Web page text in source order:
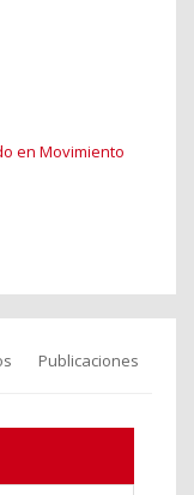
en Movimiento
Publicaciones